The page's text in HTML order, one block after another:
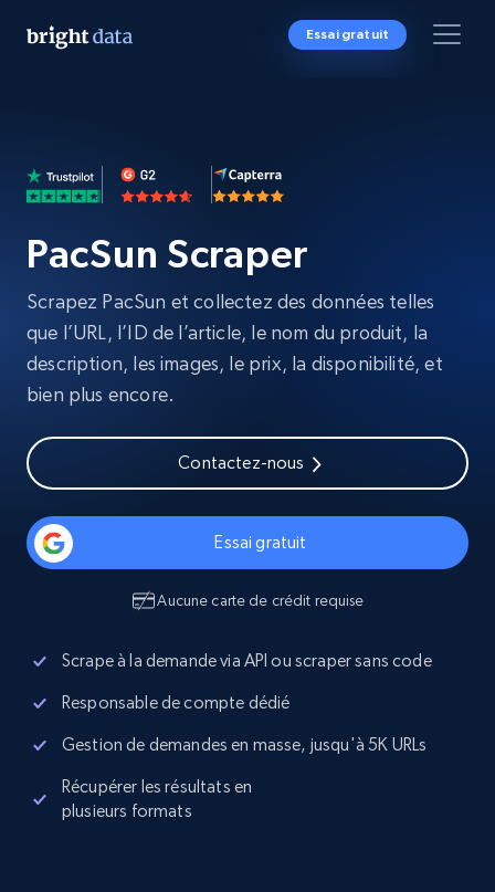
Essai gratuit
PacSun Scraper
Scrapez PacSun et collectez des données telles
que l’URL, l’ID de l’article, le nom du produit, la
description, les images, le prix, la disponibilité, et
bien plus encore.
Contactez-nous
Essai gratuit
Aucune carte de crédit requise
Scrape à la demande via API ou scraper sans code
Responsable de compte dédié
Gestion de demandes en masse, jusqu'à 5K URLs
Récupérer les résultats en
plusieurs formats